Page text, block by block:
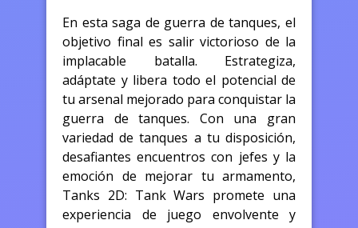
En esta saga de guerra de tanques, el
objetivo final es salir victorioso de la
implacable batalla. Estrategiza,
adáptate y libera todo el potencial de
tu arsenal mejorado para conquistar la
guerra de tanques. Con una gran
variedad de tanques a tu disposición,
desafiantes encuentros con jefes y la
emoción de mejorar tu armamento,
Tanks 2D: Tank Wars promete una
experiencia de juego envolvente y